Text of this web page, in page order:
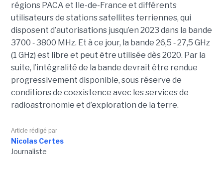
régions PACA et Ile-de-France et différents
utilisateurs de stations satellites terriennes, qui
disposent d’autorisations jusqu’en 2023 dans la bande
3700 ‑ 3800 MHz. Et à ce jour, la bande 26,5 ‑ 27,5 GHz
(1 GHz) est libre et peut être utilisée dès 2020. Par la
suite, l’intégralité de la bande devrait être rendue
progressivement disponible, sous réserve de
conditions de coexistence avec les services de
radioastronomie et d’exploration de la terre.
Article rédigé par
Nicolas Certes
Journaliste